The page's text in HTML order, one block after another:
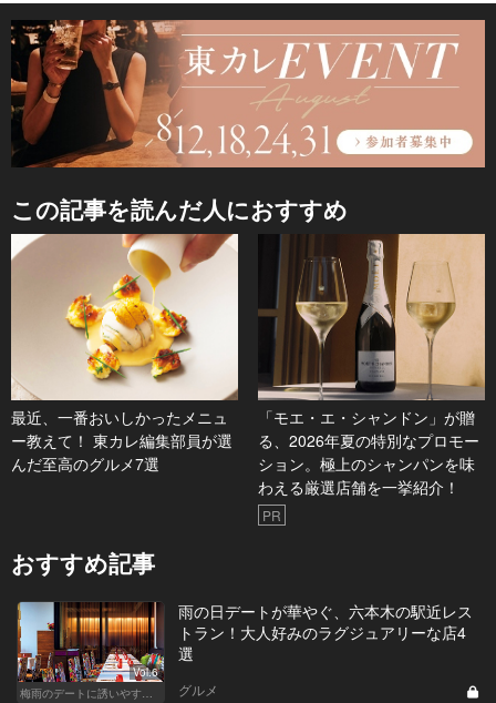
この記事を読んだ人におすすめ
最近、一番おいしかったメニュ
ー教えて！ 東カレ編集部員が選
んだ至高のグルメ7選
「モエ・エ・シャンドン」が贈
る、2026年夏の特別なプロモー
ション。極上のシャンパンを味
わえる厳選店舗を一挙紹介！
PR
おすすめ記事
Vol.6
梅雨のデートに誘いやすい！駅から近い人気レストラン
雨の日デートが華やぐ、六本木の駅近レス
トラン！大人好みのラグジュアリーな店4
選
グルメ